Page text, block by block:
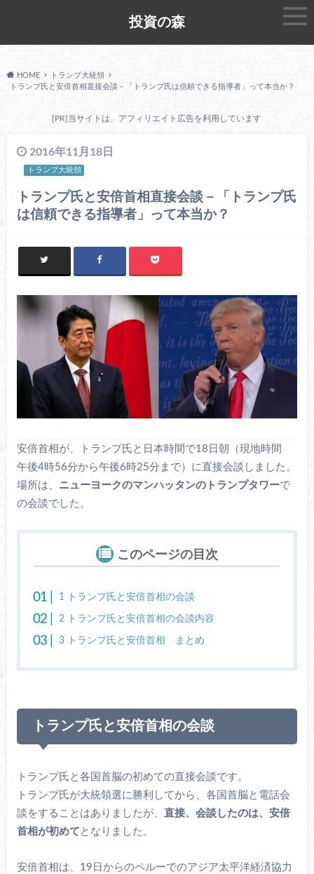
投資の森
HOME
トランプ大統領
トランプ氏と安倍首相直接会談－「トランプ氏は信頼できる指導者」って本当か？
[PR]当サイトは、アフィリエイト広告を利用しています
2016年11月18日
トランプ大統領
トランプ氏と安倍首相直接会談－「トランプ氏
は信頼できる指導者」って本当か？
安倍首相が、トランプ氏と日本時間で18日朝（現地時間
午後4時56分から午後6時25分まで）に直接会談しました。
場所は、 ニューヨークのマンハッタンのトランプタワーで
の会談でした。
このページの目次
1 トランプ氏と安倍首相の会談
2トランプ氏と安倍首相の会談内容
3トランプ氏と安倍首相 まとめ
トランプ氏と安倍首相の会談
トランプ氏と各国首脳の初めての直接会談です。
トランプ氏が大統領選に勝利してから、各国首脳と電話会
談をすることはありましたが、 直接、会談したのは、安倍
首相が初めて となりました。
安倍首相は、19日からのペルーでのアジア太平洋経済協力